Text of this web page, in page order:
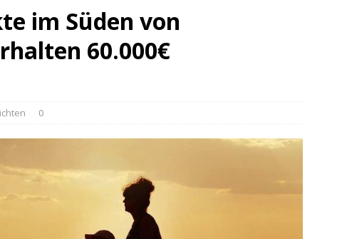
im Süden von
60.000€
0